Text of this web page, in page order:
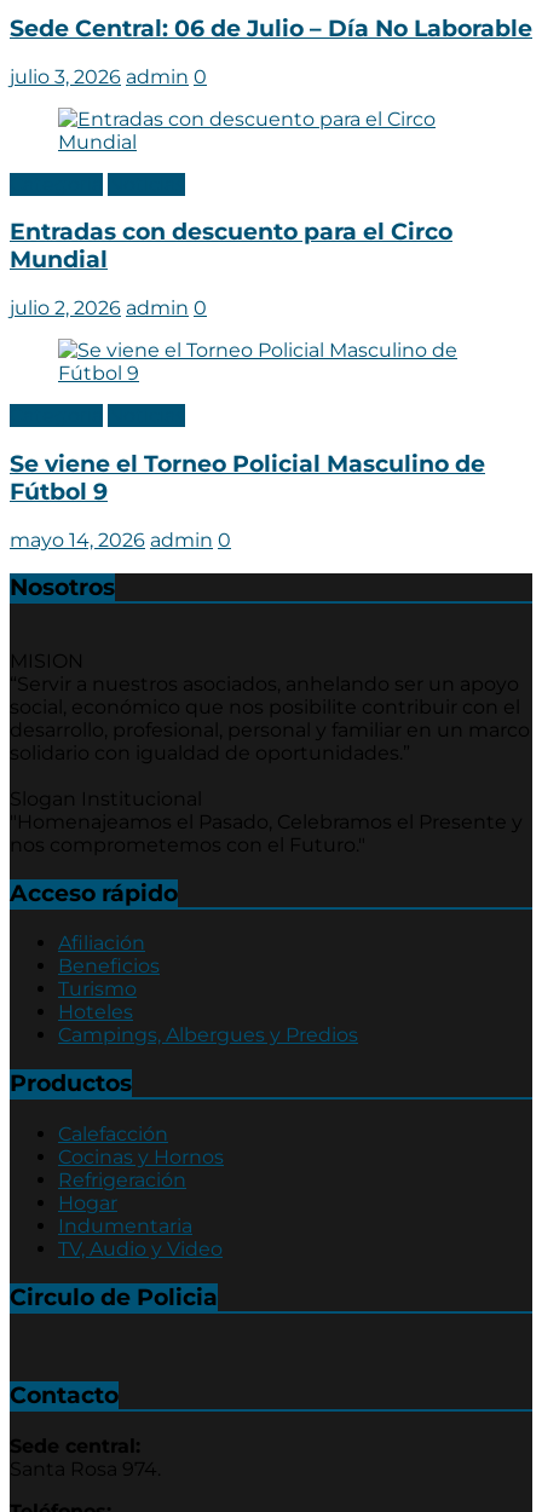
Sede Central: 06 de Julio – Día No Laborable
julio 3, 2026 admin 0
Entradas con descuento para el Circo
Mundial
julio 2, 2026 admin 0
Se viene el Torneo Policial Masculino de
Fútbol 9
mayo 14, 2026 admin 0
Nosotros
MISION
“Servir a nuestros asociados, anhelando ser un apoyo
social, económico que nos posibilite contribuir con el
desarrollo, profesional, personal y familiar en un marco
solidario con igualdad de oportunidades.”
Slogan Institucional
"Homenajeamos el Pasado, Celebramos el Presente y
nos comprometemos con el Futuro."
Acceso rápido
Afiliación
Beneficios
Turismo
Hoteles
Campings, Albergues y Predios
Productos
Calefacción
Cocinas y Hornos
Refrigeración
Hogar
Indumentaria
TV, Audio y Video
Circulo de Policia
Contacto
Sede central:
Santa Rosa 974.